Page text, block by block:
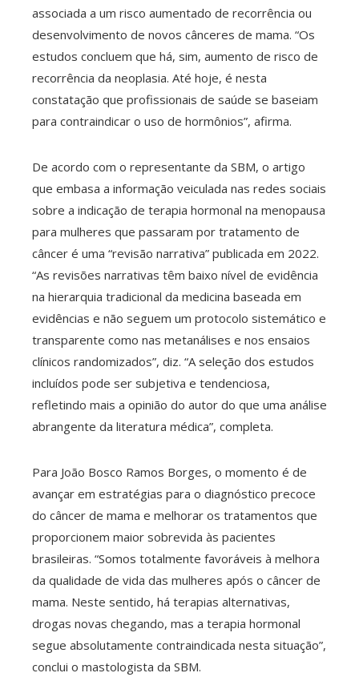
associada a um risco aumentado de recorrência ou
desenvolvimento de novos cânceres de mama. “Os
estudos concluem que há, sim, aumento de risco de
recorrência da neoplasia. Até hoje, é nesta
constatação que profissionais de saúde se baseiam
para contraindicar o uso de hormônios”, afirma.
De acordo com o representante da SBM, o artigo
que embasa a informação veiculada nas redes sociais
sobre a indicação de terapia hormonal na menopausa
para mulheres que passaram por tratamento de
câncer é uma “revisão narrativa” publicada em 2022.
“As revisões narrativas têm baixo nível de evidência
na hierarquia tradicional da medicina baseada em
evidências e não seguem um protocolo sistemático e
transparente como nas metanálises e nos ensaios
clínicos randomizados”, diz. “A seleção dos estudos
incluídos pode ser subjetiva e tendenciosa,
refletindo mais a opinião do autor do que uma análise
abrangente da literatura médica”, completa.
Para João Bosco Ramos Borges, o momento é de
avançar em estratégias para o diagnóstico precoce
do câncer de mama e melhorar os tratamentos que
proporcionem maior sobrevida às pacientes
brasileiras. “Somos totalmente favoráveis à melhora
da qualidade de vida das mulheres após o câncer de
mama. Neste sentido, há terapias alternativas,
drogas novas chegando, mas a terapia hormonal
segue absolutamente contraindicada nesta situação”,
conclui o mastologista da SBM.